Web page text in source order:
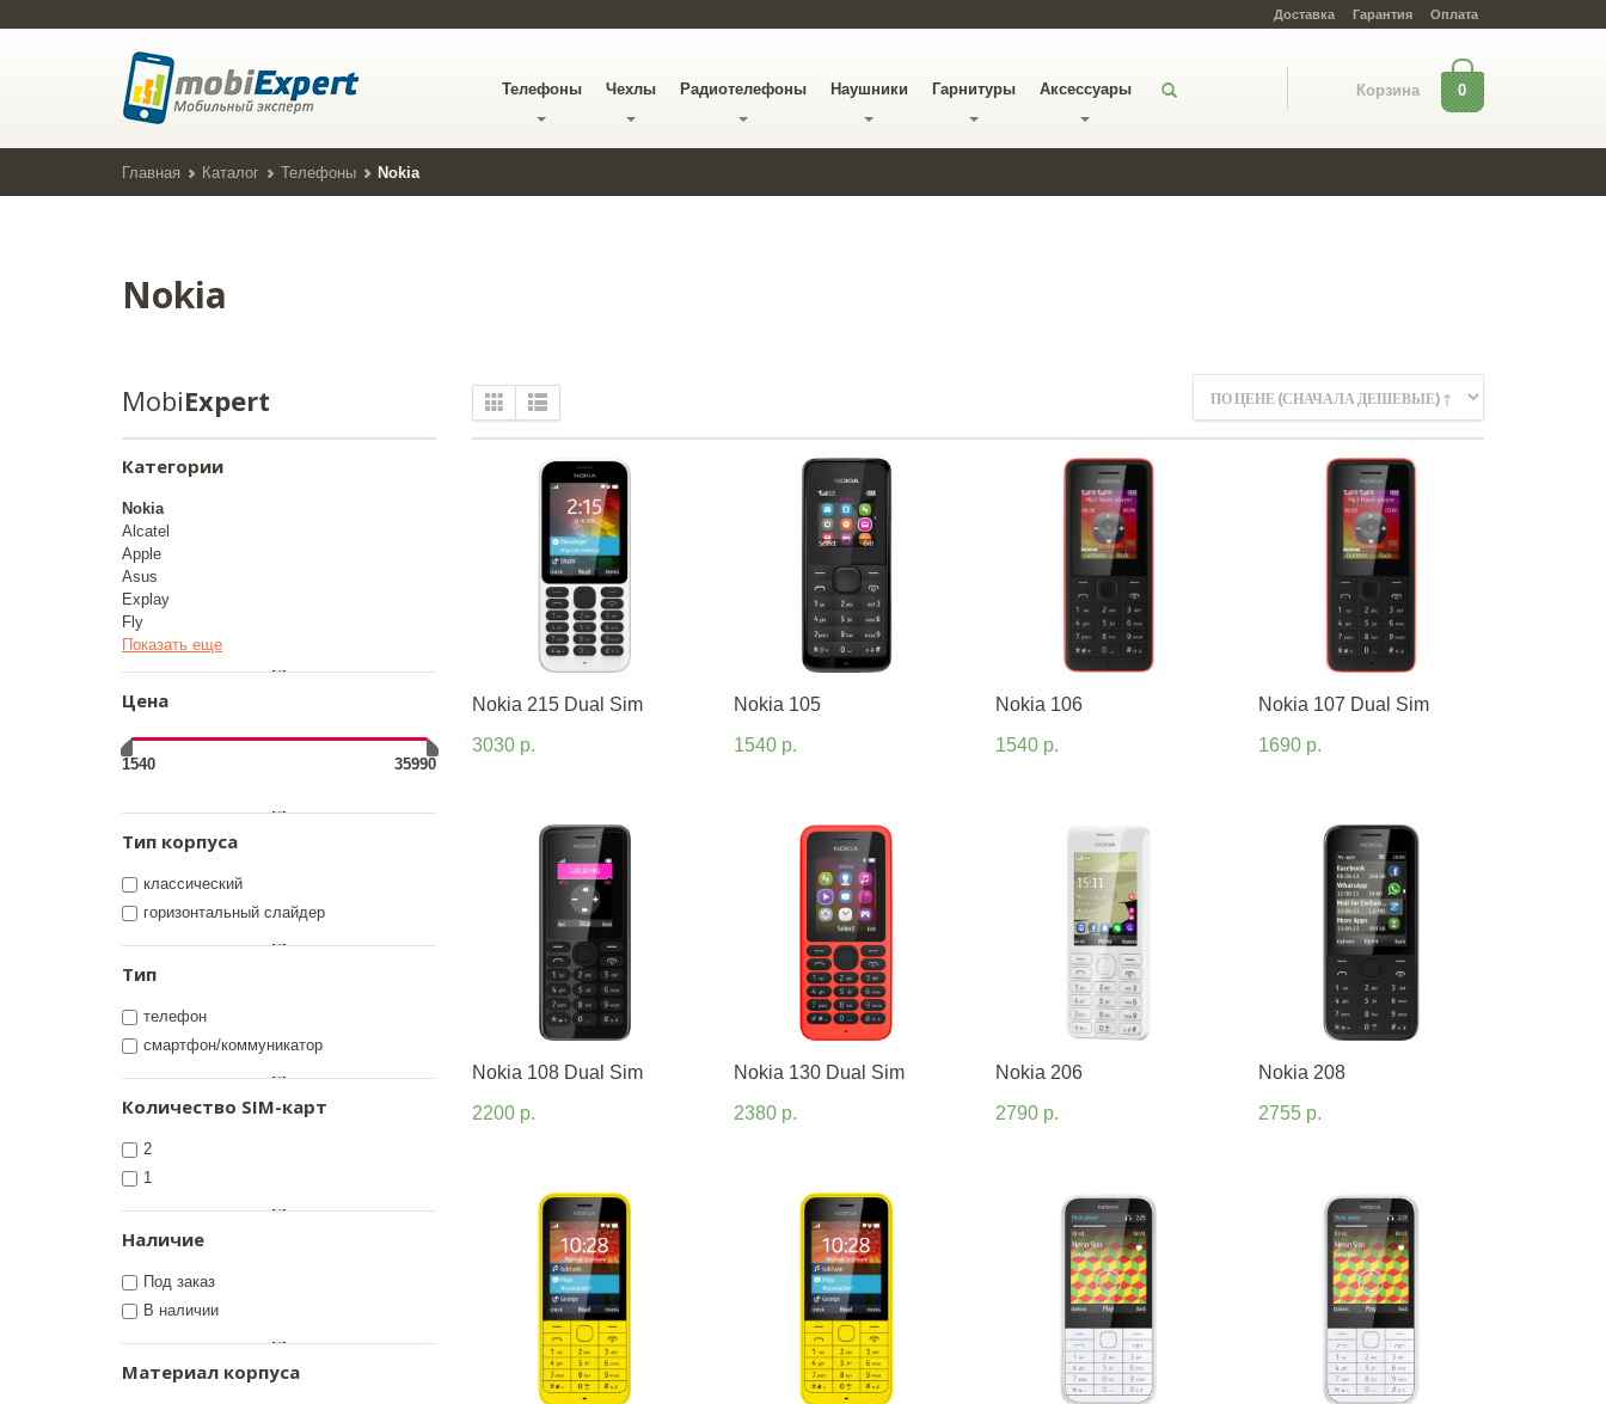
Доставка Гарантия Оплата
Телефоны Чехлы Радиотелефоны Наушники Гарнитуры Аксессуары Корзина 0
Главная Каталог Телефоны Nokia
Nokia
MobiExpert
Категории
Nokia
Alcatel
Apple
Asus
Explay
Fly
Показать еще
Цена
1540 35990
Тип корпуса
классический
горизонтальный слайдер
Тип
телефон
смартфон/коммуникатор
Количество SIM-карт
2
1
Наличие
Под заказ
В наличии
Материал корпуса
Nokia 215 Dual Sim
3030 р.
Nokia 105
1540 р.
Nokia 106
1540 р.
Nokia 107 Dual Sim
1690 р.
Nokia 108 Dual Sim
2200 р.
Nokia 130 Dual Sim
2380 р.
Nokia 206
2790 р.
Nokia 208
2755 р.